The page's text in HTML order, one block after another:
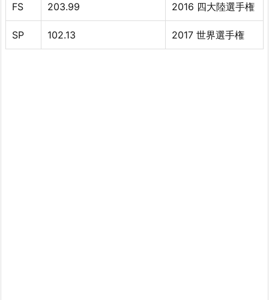
FS 203.99 2016 四大陸選手権
SP 102.13 2017 世界選手権